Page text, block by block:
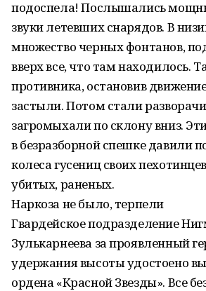
подоспела! Послышались
звуки летевших снарядов. В
множество черных фонтанов,
вверх все, что там находилось.
противника, остановив
застыли. Потом стали
загромыхали по склону вниз.
в безразборной спешке давили
колеса гусениц своих
убитых, раненых.
Наркоза не было, терпели
Гвардейское подразделение
Зулькарнеева за проявленный
удержания высоты удостоено
ордена «Красной Звезды». Все